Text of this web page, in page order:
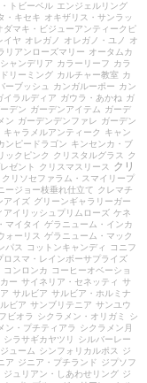
トビーベル エンジェルリング
・キセキ オキザリス・サンラッ
ダマキ・ビジューアンティークピ
イヤ オレガノ オレガノ・ユノ
オ
リアンローズマリー オータムカ
ャンデリア カラーリーフ カラ
リーミング カルチャー教室 カ
ーブッシュ カンガルーポー カン
イラルディア ガウラ・あかね ガ
デン ガーデンアイテム ガーデ
ン ガーデンデンファレ ガーデン
キャラメルアンティーク
キャン
ンピードラゴン キンセンカ・ブ
ックピンク クリスタルグラス
ク
ゼント クリスマスリース
クリ
クリソセファラム・スマイリープ
ージョー枝垂れ仕立て クレマチ
アイズ グリーンギャラリーガー
アイリッシュプリムローズ ケネ
マイタイ ゲラニューム・インカ
ォーリス ゲラニューム・マック
パス コットンキャンディ
コニフ
ロスマ・レインボーサプライズ
コンロンカ
コーヒーオベーショ
ー サイネリア・セネッティ サ
サルビア サルビア・ホルミナ
ビア サンブリテニア サンユウ
ビオラ シクラメン・オリガミ
シ
ン・プチティアラ
シクラメン月
シラサギカヤツリ
シルバーレー
ューム シンフォリカルポス
ジ
ア ジニア・プチランド ジプソフ
ジュリアン・しあわせリング ジ